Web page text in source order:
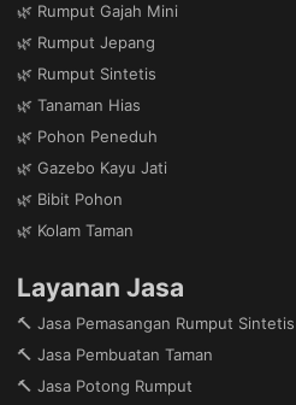
🌿 Rumput Gajah Mini
🌿 Rumput Jepang
🌿 Rumput Sintetis
🌿 Tanaman Hias
🌿 Pohon Peneduh
🌿 Gazebo Kayu Jati
🌿 Bibit Pohon
🌿 Kolam Taman
Layanan Jasa
🔨 Jasa Pemasangan Rumput Sintetis
🔨 Jasa Pembuatan Taman
🔨 Jasa Potong Rumput